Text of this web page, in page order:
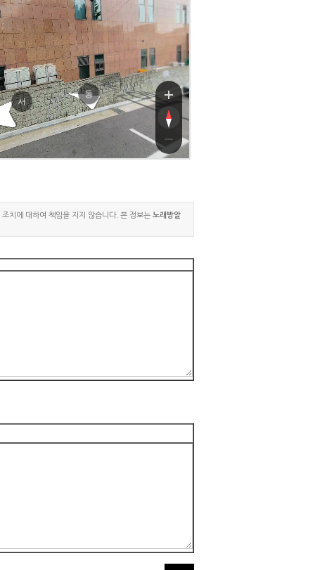
길
길
서
동
치에 대하여 책임을 지지 않습니다. 본 정보는 노래방알